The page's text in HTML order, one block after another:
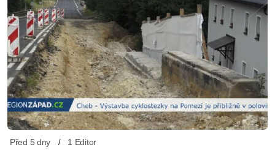
Před 5 dny 1 Editor